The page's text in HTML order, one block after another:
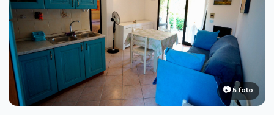
📷 5 foto